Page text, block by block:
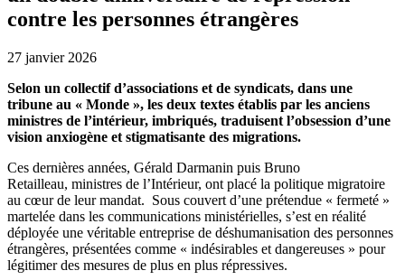
contre les personnes étrangères
27 janvier 2026
Selon un collectif d’associations et de syndicats, dans une
tribune au « Monde », les deux textes établis par les anciens
ministres de l’intérieur, imbriqués, traduisent l’obsession d’une
vision anxiogène et stigmatisante des migrations.
Ces dernières années, Gérald Darmanin puis Bruno
Retailleau, ministres de l’Intérieur, ont placé la politique migratoire
au cœur de leur mandat. Sous couvert d’une prétendue « fermeté »
martelée dans les communications ministérielles, s’est en réalité
déployée une véritable entreprise de déshumanisation des personnes
étrangères, présentées comme « indésirables et dangereuses » pour
légitimer des mesures de plus en plus répressives.